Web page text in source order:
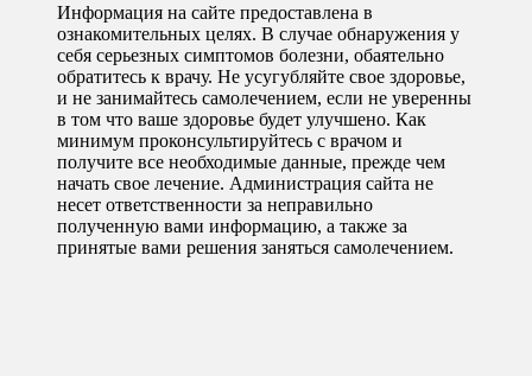
Информация на сайте предоставлена в
ознакомительных целях. В случае обнаружения у
себя серьезных симптомов болезни, обаятельно
обратитесь к врачу. Не усугубляйте свое здоровье,
и не занимайтесь самолечением, если не уверенны
в том что ваше здоровье будет улучшено. Как
минимум проконсультируйтесь с врачом и
получите все необходимые данные, прежде чем
начать свое лечение. Администрация сайта не
несет ответственности за неправильно
полученную вами информацию, а также за
принятые вами решения заняться самолечением.